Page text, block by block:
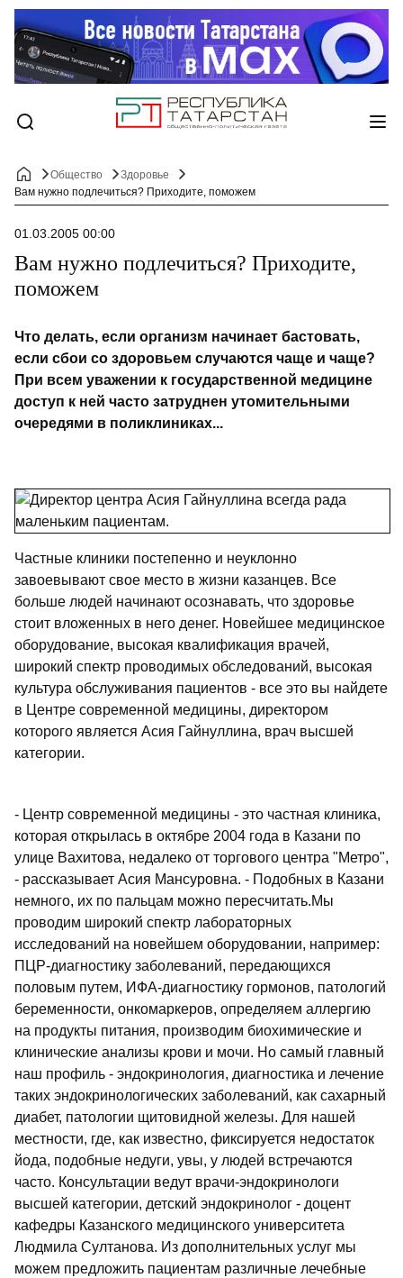
Общество
Здоровье
Вам нужно подлечиться? Приходите, поможем
01.03.2005 00:00
Вам нужно подлечиться? Приходите,
поможем
Что делать, если организм начинает бастовать,
если сбои со здоровьем случаются чаще и чаще?
При всем уважении к государственной медицине
доступ к ней часто затруднен утомительными
очередями в поликлиниках...
Частные клиники постепенно и неуклонно
завоевывают свое место в жизни казанцев. Все
больше людей начинают осознавать, что здоровье
стоит вложенных в него денег. Новейшее медицинское
оборудование, высокая квалификация врачей,
широкий спектр проводимых обследований, высокая
культура обслуживания пациентов - все это вы найдете
в Центре современной медицины, директором
которого является Асия Гайнуллина, врач высшей
категории.
- Центр современной медицины - это частная клиника,
которая открылась в октябре 2004 года в Казани по
улице Вахитова, недалеко от торгового центра "Метро",
- рассказывает Асия Мансуровна. - Подобных в Казани
немного, их по пальцам можно пересчитать.Мы
проводим широкий спектр лабораторных
исследований на новейшем оборудовании, например:
ПЦР-диагностику заболеваний, передающихся
половым путем, ИФА-диагностику гормонов, патологий
беременности, онкомаркеров, определяем аллергию
на продукты питания, производим биохимические и
клинические анализы крови и мочи. Но самый главный
наш профиль - эндокринология, диагностика и лечение
таких эндокринологических заболеваний, как сахарный
диабет, патологии щитовидной железы. Для нашей
местности, где, как известно, фиксируется недостаток
йода, подобные недуги, увы, у людей встречаются
часто. Консультации ведут врачи-эндокринологи
высшей категории, детский эндокринолог - доцент
кафедры Казанского медицинского университета
Людмила Султанова. Из дополнительных услуг мы
можем предложить пациентам различные лечебные